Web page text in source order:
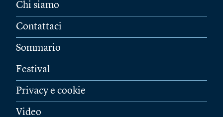
Chi siamo
Contattaci
Sommario
Festival
Privacy e cookie
Video